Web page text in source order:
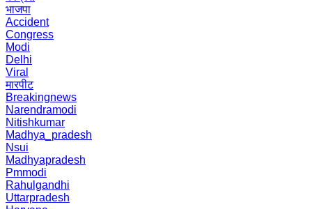
भाजपा
Accident
Congress
Modi
Delhi
Viral
मारपीट
Breakingnews
Narendramodi
Nitishkumar
Madhya_pradesh
Nsui
Madhyapradesh
Pmmodi
Rahulgandhi
Uttarpradesh